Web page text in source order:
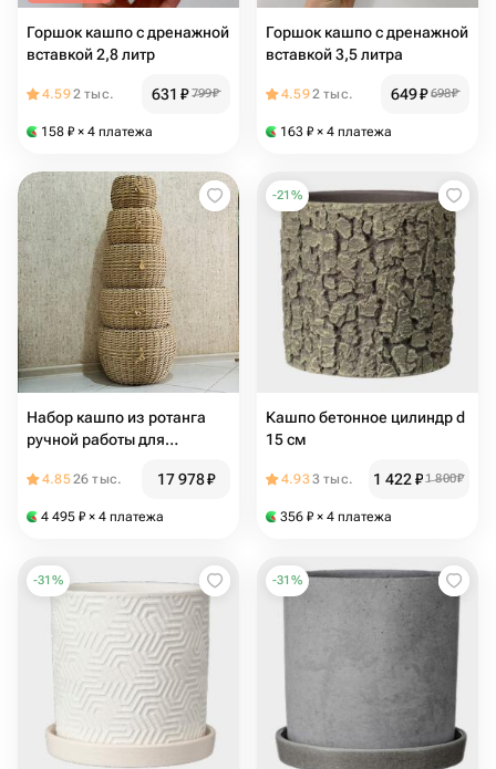
Горшок кашпо с дренажной
вставкой 2,8 литр
4.592 тыс. 631 ₽ 799₽
158 ₽ × 4 платежа
Горшок кашпо с дренажной
вставкой 3,5 литра
4.592 тыс. 649₽ 698₽
163 ₽ × 4 платежа
Набор кашпо из ротанга
ручной работы для
4.8526 тыс. 17 978₽
4 495 ₽ × 4 платежа
-21 %
Кашпо бетонное цилиндр d
15 см
4.933 тыс. 1 422₽1 800₽
356 ₽ × 4 платежа
-31 % -31 %